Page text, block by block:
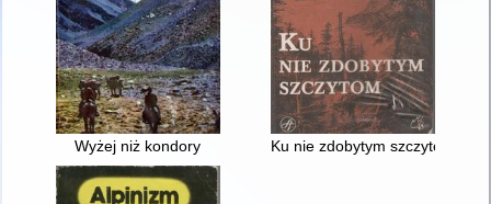
Wyżej niż kondory Ku nie zdobytym szczytom